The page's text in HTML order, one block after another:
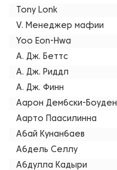
Tony Lonk
V. Менеджер мафии
Yoo Eon-Hwa
А. Дж. Беттс
А. Дж. Риддл
А. Дж. Финн
Аарон Дембски-Боуден
Аарто Паасилинна
Абай Кунанбаев
Абдель Селлу
Абдулла Кадыри